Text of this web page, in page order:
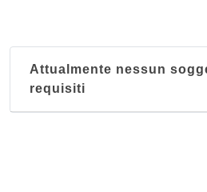
Attualmente nessun
requisiti